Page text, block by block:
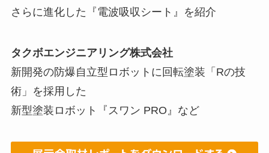
さらに進化した『電波吸収シート』を紹介
タクボエンジニアリング株式会社
新開発の防爆自立型ロボットに回転塗装「Rの技
術」を採用した
新型塗装ロボット『スワン PRO』など